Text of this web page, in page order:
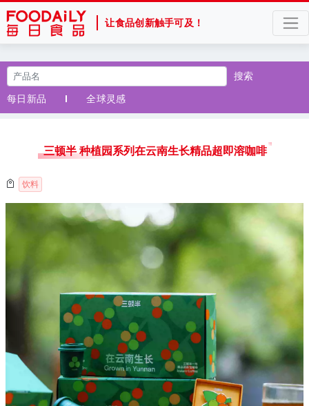
让食品创新触手可及！
搜索
每日新品
全球灵感
三顿半 种植园系列在云南生长精品超即溶咖啡
饮料